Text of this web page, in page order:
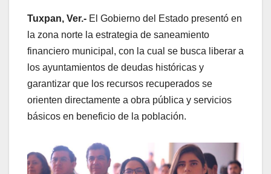
Tuxpan, Ver.- El Gobierno del Estado presentó en
la zona norte la estrategia de saneamiento
financiero municipal, con la cual se busca liberar a
los ayuntamientos de deudas históricas y
garantizar que los recursos recuperados se
orienten directamente a obra pública y servicios
básicos en beneficio de la población.